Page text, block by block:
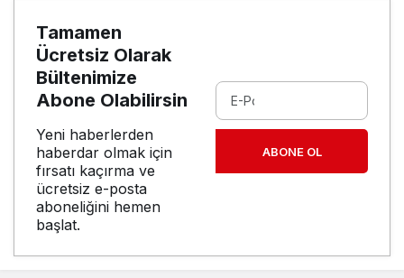
Tamamen
Ücretsiz Olarak
Bültenimize
Abone Olabilirsin
Yeni haberlerden
haberdar olmak için
fırsatı kaçırma ve
ücretsiz e-posta
aboneliğini hemen
başlat.
ABONE OL